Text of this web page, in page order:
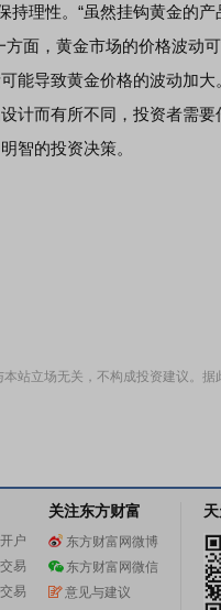
理性。“虽然挂钩黄金的产
面，黄金市场的价格波动
能导致黄金价格的波动加
计而有所不同，投资者需要
智的投资决策。
站立场无关，不构成投资建议。据
户
易
易
关注东方财富
东方财富网微博
东方财富网微信
意见与建议